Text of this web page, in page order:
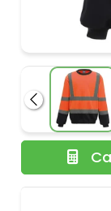
Anterior